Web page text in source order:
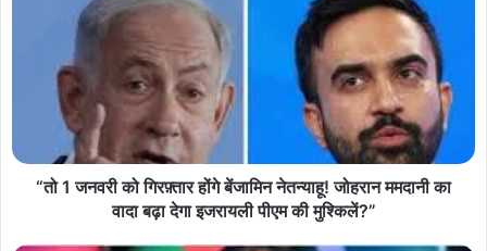
“तो 1 जनवरी को गिरफ़्तार होंगे बेंजामिन नेतन्याहू! जोहरान ममदानी का
वादा बढ़ा देगा इजरायली पीएम की मुश्किलें?”